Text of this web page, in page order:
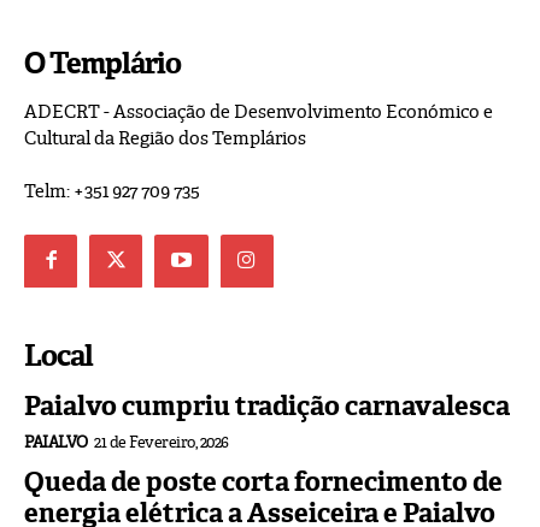
O Templário
ADECRT - Associação de Desenvolvimento Económico e
Cultural da Região dos Templários
Telm: +351 927 709 735
Local
Paialvo cumpriu tradição carnavalesca
PAIALVO 21 de Fevereiro, 2026
Queda de poste corta fornecimento de
energia elétrica a Asseiceira e Paialvo